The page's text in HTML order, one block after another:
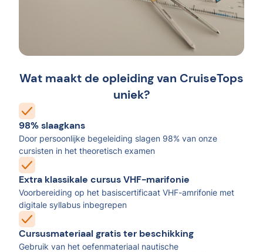
Wat maakt de opleiding van CruiseTops
uniek?
98% slaagkans
Door persoonlijke begeleiding slagen 98% van onze
cursisten in het theoretisch examen
Extra klassikale cursus VHF-marifonie
Voorbereiding op het basiscertificaat VHF-amrifonie met
digitale syllabus inbegrepen
Cursusmateriaal gratis ter beschikking
Gebruik van het oefenmateriaal nautische